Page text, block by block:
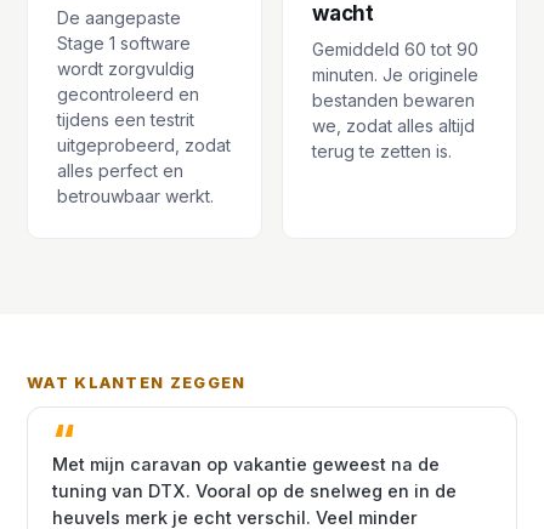
De aangepaste
Stage 1 software
wordt zorgvuldig
gecontroleerd en
tijdens een testrit
uitgeprobeerd, zodat
alles perfect en
betrouwbaar werkt.
wacht
Gemiddeld 60 tot 90
minuten. Je originele
bestanden bewaren
we, zodat alles altijd
terug te zetten is.
WAT KLANTEN ZEGGEN
Met mijn caravan op vakantie geweest na de
tuning van DTX. Vooral op de snelweg en in de
heuvels merk je echt verschil. Veel minder